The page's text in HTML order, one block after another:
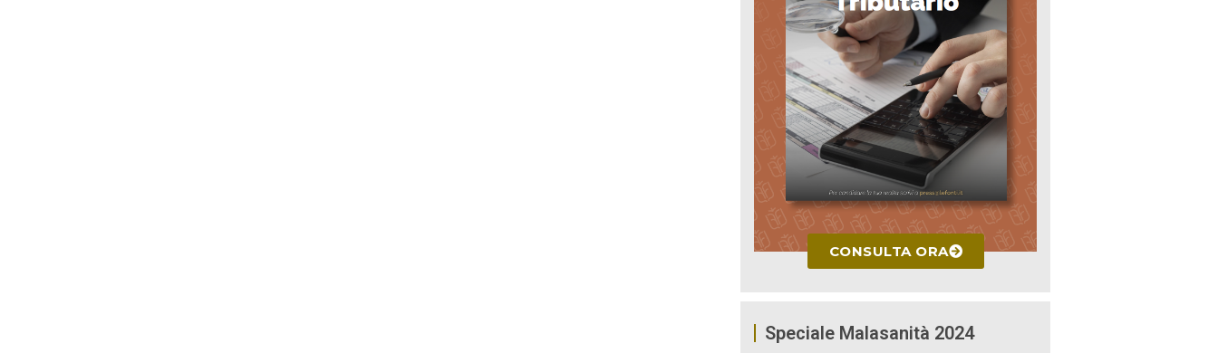
CONSULTA ORA
Speciale Malasanità 2024